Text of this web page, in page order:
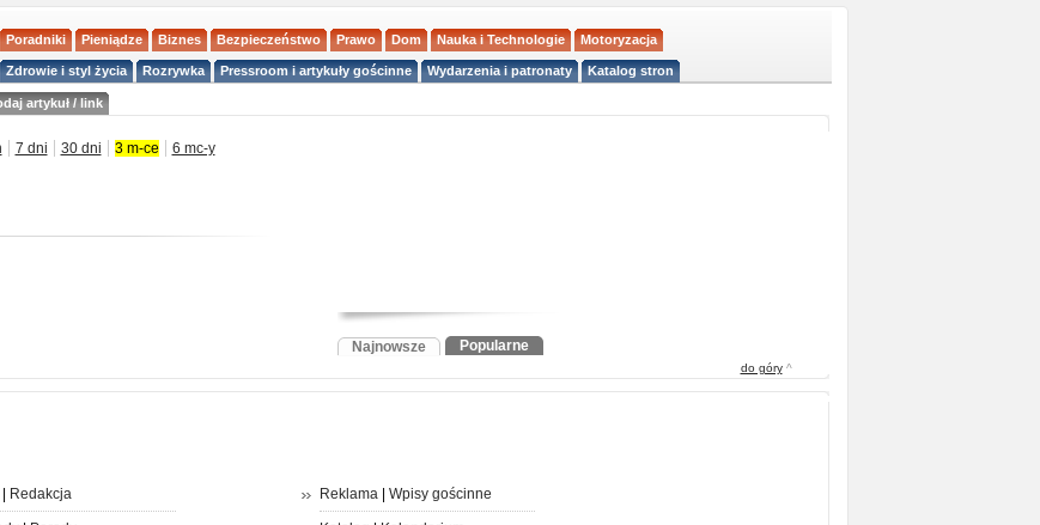
Poradniki Pieniądze Biznes Bezpieczeństwo Prawo Dom Nauka i Technologie Motoryzacja
Zdrowie i styl życia Rozrywka Pressroom i artykuły gościnne Wydarzenia i patronaty Katalog stron
artykuł / link
7 dni 30 dni 3 m-ce 6 mc-y
Najnowsze Popularne
do góry^
Redakcja Reklama| Wpisy gościnne